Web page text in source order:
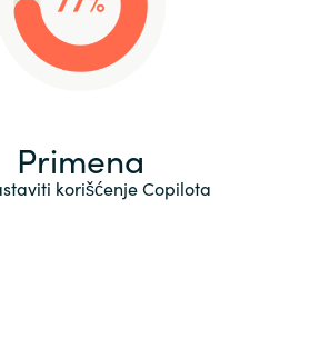
Primena
korišćenje Copilota